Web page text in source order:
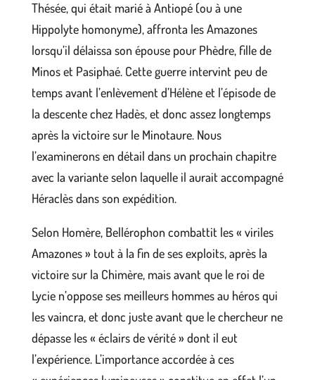
Thésée, qui était marié à Antiopé (ou à une
Hippolyte homonyme), affronta les Amazones
lorsqu’il délaissa son épouse pour Phèdre, fille de
Minos et Pasiphaé. Cette guerre intervint peu de
temps avant l’enlèvement d’Hélène et l’épisode de
la descente chez Hadès, et donc assez longtemps
après la victoire sur le Minotaure. Nous
l’examinerons en détail dans un prochain chapitre
avec la variante selon laquelle il aurait accompagné
Héraclès dans son expédition.
Selon Homère, Bellérophon combattit les « viriles
Amazones » tout à la fin de ses exploits, après la
victoire sur la Chimère, mais avant que le roi de
Lycie n’oppose ses meilleurs hommes au héros qui
les vaincra, et donc juste avant que le chercheur ne
dépasse les « éclairs de vérité » dont il eut
l’expérience. L’importance accordée à ces